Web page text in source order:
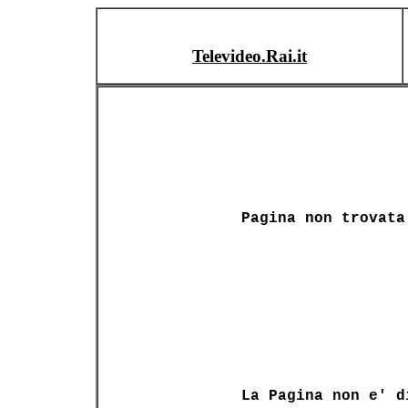
Televideo.Rai.it
Pagina non trovata
La Pagina non e'